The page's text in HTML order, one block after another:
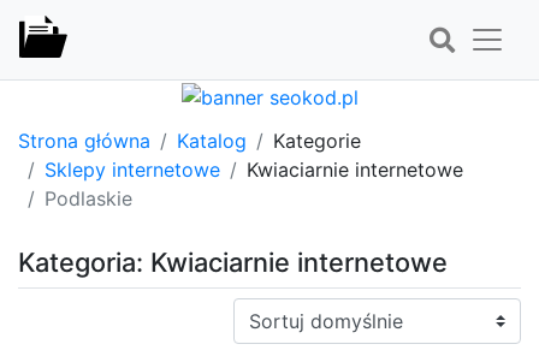
Strona główna Katalog
Kategorie
Sklepy internetowe
Kwiaciarnie internetowe
Podlaskie
Kategoria: Kwiaciarnie internetowe
Sortuj: